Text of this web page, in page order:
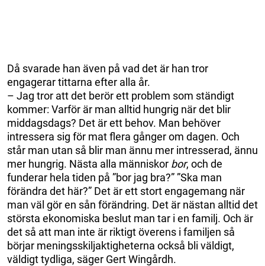
Då svarade han även på vad det är han tror
engagerar tittarna efter alla år.
– Jag tror att det berör ett problem som ständigt
kommer: Varför är man alltid hungrig när det blir
middagsdags? Det är ett behov. Man behöver
intressera sig för mat flera gånger om dagen. Och
står man utan så blir man ännu mer intresserad, ännu
mer hungrig. Nästa alla människor bor, och de
funderar hela tiden på ”bor jag bra?” ”Ska man
förändra det här?” Det är ett stort engagemang när
man väl gör en sån förändring. Det är nästan alltid det
största ekonomiska beslut man tar i en familj. Och är
det så att man inte är riktigt överens i familjen så
börjar meningsskiljaktigheterna också bli väldigt,
väldigt tydliga, säger Gert Wingårdh.